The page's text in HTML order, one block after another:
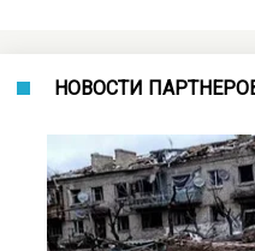
НОВОСТИ